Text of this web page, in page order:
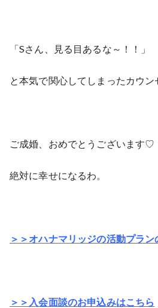
「Sさん、見る目あるな～！！」
と本気で関心してしまったカウン
ご成婚、おめでとうございます♡
絶対に幸せになるわ。
＞＞オハナマリッジの活動プラ
＞＞入会面談のお申込みはこちら